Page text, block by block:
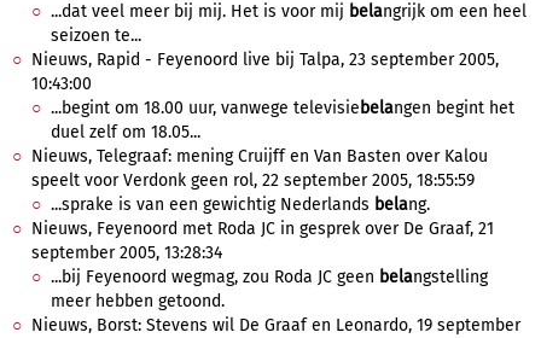
...dat veel meer bij mij. Het is voor mij belangrijk om een heel
seizoen te...
Nieuws, Rapid - Feyenoord live bij Talpa, 23 september 2005,
10:43:00
...begint om 18.00 uur, vanwege televisie belangen begint het
duel zelf om 18.05...
Nieuws, Telegraaf: mening Cruijff en Van Basten over Kalou
speelt voor Verdonk geen rol, 22 september 2005, 18:55:59
...sprake is van een gewichtig Nederlands belang.
Nieuws, Feyenoord met Roda JC in gesprek over De Graaf, 21
september 2005, 13:28:34
...bij Feyenoord wegmag, zou Roda JC geen belangstelling
meer hebben getoond.
Nieuws, Borst: Stevens wil De Graaf en Leonardo, 19 september